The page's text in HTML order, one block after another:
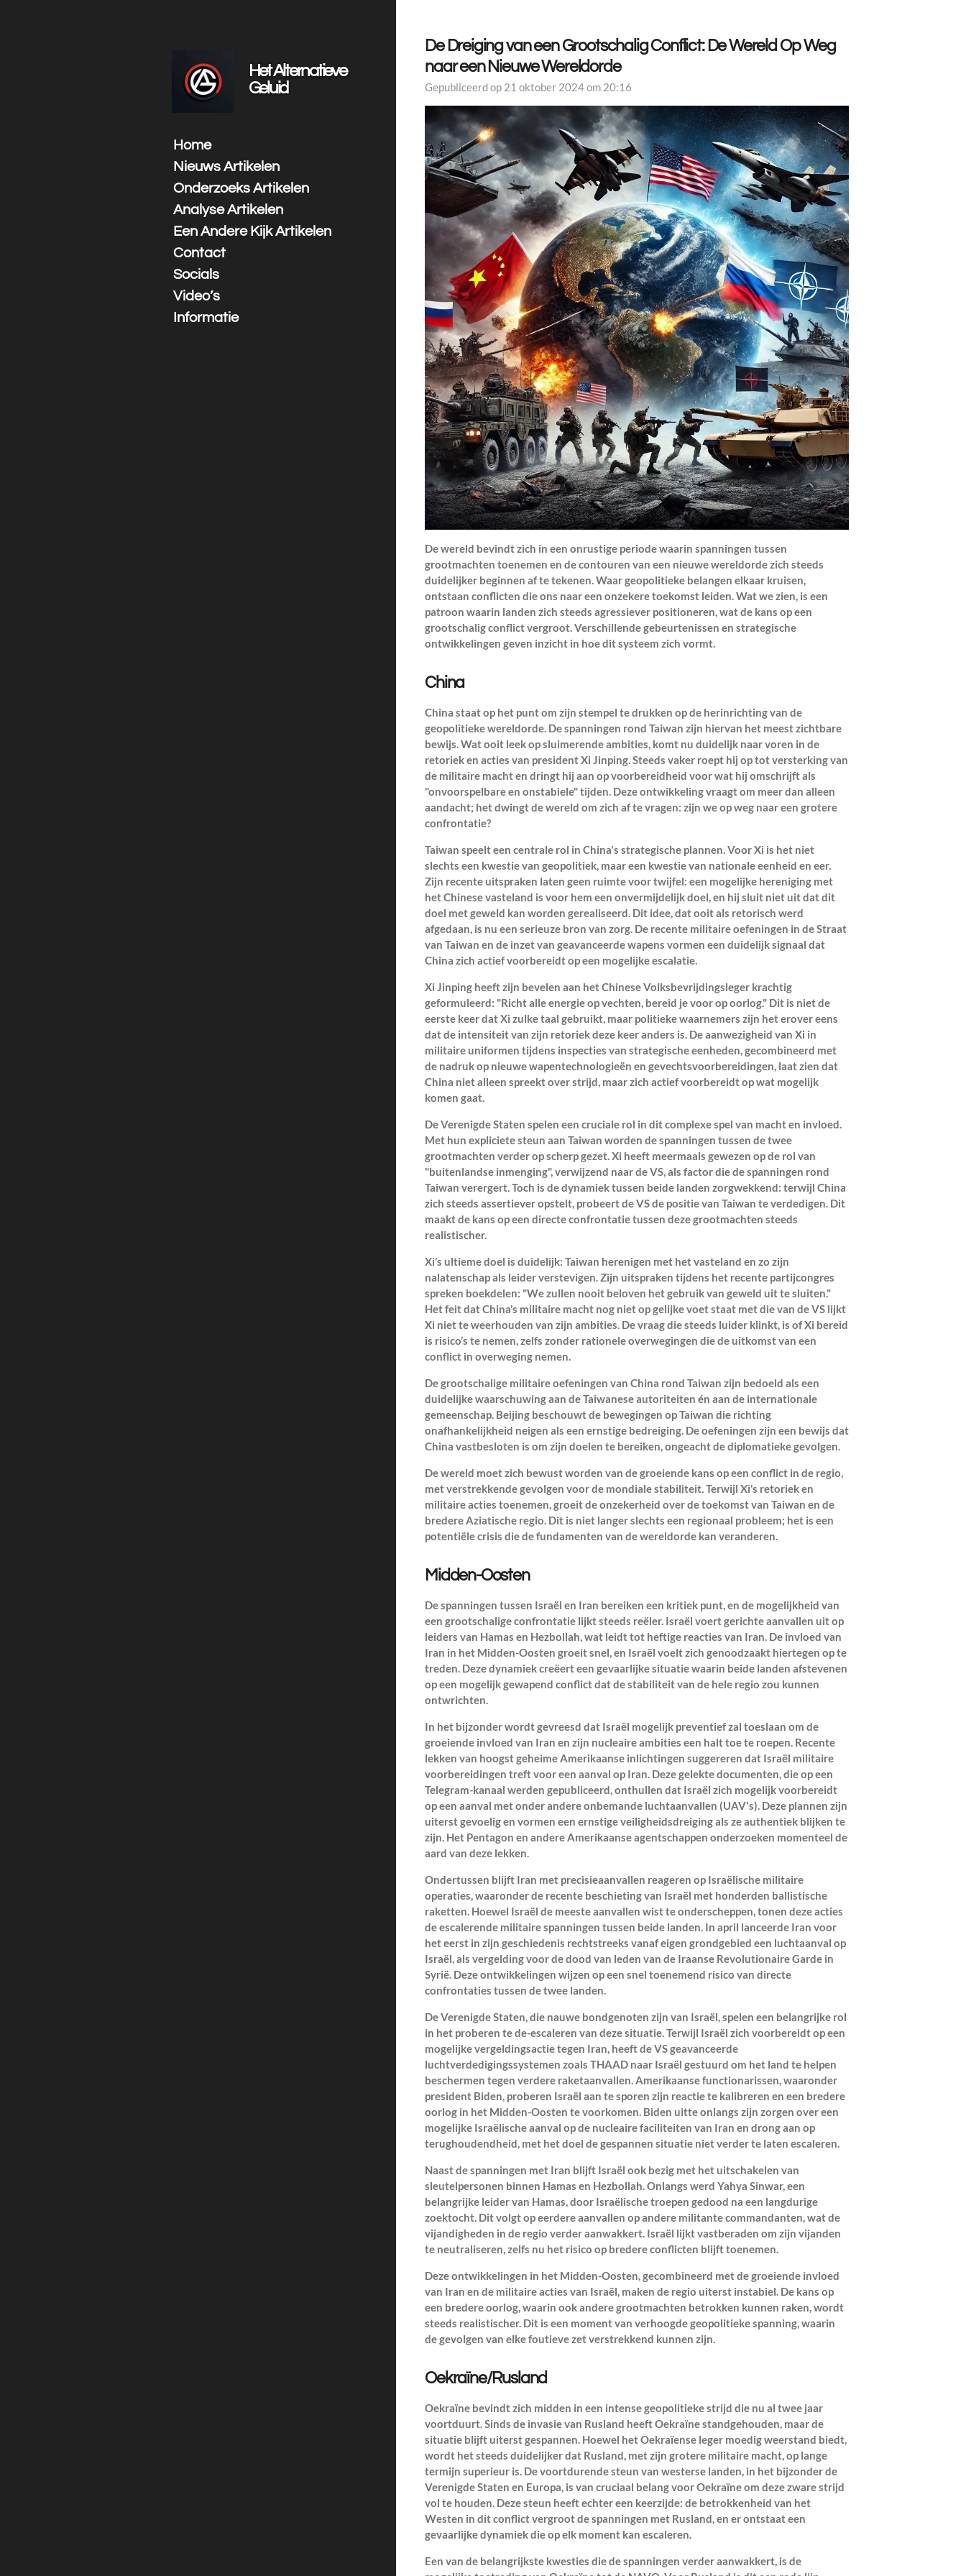
De Dreiging van een Grootschalig Conflict: De Wereld Op Weg
naar een Nieuwe Wereldorde
Gepubliceerd op 21 oktober 2024 om 20:16
De wereld bevindt zich in een onrustige periode waarin spanningen tussen
grootmachten toenemen en de contouren van een nieuwe wereldorde zich steeds
duidelijker beginnen af te tekenen. Waar geopolitieke belangen elkaar kruisen,
ontstaan conflicten die ons naar een onzekere toekomst leiden. Wat we zien, is een
patroon waarin landen zich steeds agressiever positioneren, wat de kans op een
grootschalig conflict vergroot. Verschillende gebeurtenissen en strategische
ontwikkelingen geven inzicht in hoe dit systeem zich vormt.
China
China staat op het punt om zijn stempel te drukken op de herinrichting van de
geopolitieke wereldorde. De spanningen rond Taiwan zijn hiervan het meest zichtbare
bewijs. Wat ooit leek op sluimerende ambities, komt nu duidelijk naar voren in de
retoriek en acties van president Xi Jinping. Steeds vaker roept hij op tot versterking van
de militaire macht en dringt hij aan op voorbereidheid voor wat hij omschrijft als
"onvoorspelbare en onstabiele" tijden. Deze ontwikkeling vraagt om meer dan alleen
aandacht; het dwingt de wereld om zich af te vragen: zijn we op weg naar een grotere
confrontatie?
Taiwan speelt een centrale rol in China's strategische plannen. Voor Xi is het niet
slechts een kwestie van geopolitiek, maar een kwestie van nationale eenheid en eer.
Zijn recente uitspraken laten geen ruimte voor twijfel: een mogelijke hereniging met
het Chinese vasteland is voor hem een onvermijdelijk doel, en hij sluit niet uit dat dit
doel met geweld kan worden gerealiseerd. Dit idee, dat ooit als retorisch werd
afgedaan, is nu een serieuze bron van zorg. De recente militaire oefeningen in de Straat
van Taiwan en de inzet van geavanceerde wapens vormen een duidelijk signaal dat
China zich actief voorbereidt op een mogelijke escalatie.
Xi Jinping heeft zijn bevelen aan het Chinese Volksbevrijdingsleger krachtig
geformuleerd: "Richt alle energie op vechten, bereid je voor op oorlog." Dit is niet de
eerste keer dat Xi zulke taal gebruikt, maar politieke waarnemers zijn het erover eens
dat de intensiteit van zijn retoriek deze keer anders is. De aanwezigheid van Xi in
militaire uniformen tijdens inspecties van strategische eenheden, gecombineerd met
de nadruk op nieuwe wapentechnologieën en gevechtsvoorbereidingen, laat zien dat
China niet alleen spreekt over strijd, maar zich actief voorbereidt op wat mogelijk
komen gaat.
De Verenigde Staten spelen een cruciale rol in dit complexe spel van macht en invloed.
Met hun expliciete steun aan Taiwan worden de spanningen tussen de twee
grootmachten verder op scherp gezet. Xi heeft meermaals gewezen op de rol van
"buitenlandse inmenging", verwijzend naar de VS, als factor die de spanningen rond
Taiwan verergert. Toch is de dynamiek tussen beide landen zorgwekkend: terwijl China
zich steeds assertiever opstelt, probeert de VS de positie van Taiwan te verdedigen. Dit
maakt de kans op een directe confrontatie tussen deze grootmachten steeds
realistischer.
Xi’s ultieme doel is duidelijk: Taiwan herenigen met het vasteland en zo zijn
nalatenschap als leider verstevigen. Zijn uitspraken tijdens het recente partijcongres
spreken boekdelen: "We zullen nooit beloven het gebruik van geweld uit te sluiten."
Het feit dat China’s militaire macht nog niet op gelijke voet staat met die van de VS lijkt
Xi niet te weerhouden van zijn ambities. De vraag die steeds luider klinkt, is of Xi bereid
is risico’s te nemen, zelfs zonder rationele overwegingen die de uitkomst van een
conflict in overweging nemen.
De grootschalige militaire oefeningen van China rond Taiwan zijn bedoeld als een
duidelijke waarschuwing aan de Taiwanese autoriteiten én aan de internationale
gemeenschap. Beijing beschouwt de bewegingen op Taiwan die richting
onafhankelijkheid neigen als een ernstige bedreiging. De oefeningen zijn een bewijs dat
China vastbesloten is om zijn doelen te bereiken, ongeacht de diplomatieke gevolgen.
De wereld moet zich bewust worden van de groeiende kans op een conflict in de regio,
met verstrekkende gevolgen voor de mondiale stabiliteit. Terwijl Xi’s retoriek en
militaire acties toenemen, groeit de onzekerheid over de toekomst van Taiwan en de
bredere Aziatische regio. Dit is niet langer slechts een regionaal probleem; het is een
potentiële crisis die de fundamenten van de wereldorde kan veranderen.
Midden-Oosten
De spanningen tussen Israël en Iran bereiken een kritiek punt, en de mogelijkheid van
een grootschalige confrontatie lijkt steeds reëler. Israël voert gerichte aanvallen uit op
leiders van Hamas en Hezbollah, wat leidt tot heftige reacties van Iran. De invloed van
Iran in het Midden-Oosten groeit snel, en Israël voelt zich genoodzaakt hiertegen op te
treden. Deze dynamiek creëert een gevaarlijke situatie waarin beide landen afstevenen
op een mogelijk gewapend conflict dat de stabiliteit van de hele regio zou kunnen
ontwrichten.
In het bijzonder wordt gevreesd dat Israël mogelijk preventief zal toeslaan om de
groeiende invloed van Iran en zijn nucleaire ambities een halt toe te roepen. Recente
lekken van hoogst geheime Amerikaanse inlichtingen suggereren dat Israël militaire
voorbereidingen treft voor een aanval op Iran. Deze gelekte documenten, die op een
Telegram-kanaal werden gepubliceerd, onthullen dat Israël zich mogelijk voorbereidt
op een aanval met onder andere onbemande luchtaanvallen (UAV's). Deze plannen zijn
uiterst gevoelig en vormen een ernstige veiligheidsdreiging als ze authentiek blijken te
zijn. Het Pentagon en andere Amerikaanse agentschappen onderzoeken momenteel de
aard van deze lekken.
Ondertussen blijft Iran met precisieaanvallen reageren op Israëlische militaire
operaties, waaronder de recente beschieting van Israël met honderden ballistische
raketten. Hoewel Israël de meeste aanvallen wist te onderscheppen, tonen deze acties
de escalerende militaire spanningen tussen beide landen. In april lanceerde Iran voor
het eerst in zijn geschiedenis rechtstreeks vanaf eigen grondgebied een luchtaanval op
Israël, als vergelding voor de dood van leden van de Iraanse Revolutionaire Garde in
Syrië. Deze ontwikkelingen wijzen op een snel toenemend risico van directe
confrontaties tussen de twee landen.
De Verenigde Staten, die nauwe bondgenoten zijn van Israël, spelen een belangrijke rol
in het proberen te de-escaleren van deze situatie. Terwijl Israël zich voorbereidt op een
mogelijke vergeldingsactie tegen Iran, heeft de VS geavanceerde
luchtverdedigingssystemen zoals THAAD naar Israël gestuurd om het land te helpen
beschermen tegen verdere raketaanvallen. Amerikaanse functionarissen, waaronder
president Biden, proberen Israël aan te sporen zijn reactie te kalibreren en een bredere
oorlog in het Midden-Oosten te voorkomen. Biden uitte onlangs zijn zorgen over een
mogelijke Israëlische aanval op de nucleaire faciliteiten van Iran en drong aan op
terughoudendheid, met het doel de gespannen situatie niet verder te laten escaleren.
Naast de spanningen met Iran blijft Israël ook bezig met het uitschakelen van
sleutelpersonen binnen Hamas en Hezbollah. Onlangs werd Yahya Sinwar, een
belangrijke leider van Hamas, door Israëlische troepen gedood na een langdurige
zoektocht. Dit volgt op eerdere aanvallen op andere militante commandanten, wat de
vijandigheden in de regio verder aanwakkert. Israël lijkt vastberaden om zijn vijanden
te neutraliseren, zelfs nu het risico op bredere conflicten blijft toenemen.
Deze ontwikkelingen in het Midden-Oosten, gecombineerd met de groeiende invloed
van Iran en de militaire acties van Israël, maken de regio uiterst instabiel. De kans op
een bredere oorlog, waarin ook andere grootmachten betrokken kunnen raken, wordt
steeds realistischer. Dit is een moment van verhoogde geopolitieke spanning, waarin
de gevolgen van elke foutieve zet verstrekkend kunnen zijn.
Oekraïne/Rusland
Oekraïne bevindt zich midden in een intense geopolitieke strijd die nu al twee jaar
voortduurt. Sinds de invasie van Rusland heeft Oekraïne standgehouden, maar de
situatie blijft uiterst gespannen. Hoewel het Oekraïense leger moedig weerstand biedt,
wordt het steeds duidelijker dat Rusland, met zijn grotere militaire macht, op lange
termijn superieur is. De voortdurende steun van westerse landen, in het bijzonder de
Verenigde Staten en Europa, is van cruciaal belang voor Oekraïne om deze zware strijd
vol te houden. Deze steun heeft echter een keerzijde: de betrokkenheid van het
Westen in dit conflict vergroot de spanningen met Rusland, en er ontstaat een
gevaarlijke dynamiek die op elk moment kan escaleren.
Een van de belangrijkste kwesties die de spanningen verder aanwakkert, is de
Het Alternatieve
Geluid
Home
Nieuws Artikelen
Onderzoeks Artikelen
Analyse Artikelen
Een Andere Kijk Artikelen
Contact
Socials
Video’s
Informatie